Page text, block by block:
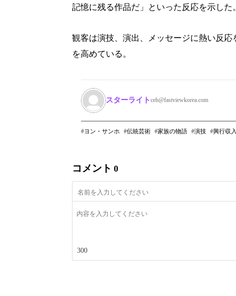
記憶に残る作品だ」といった反応を示した。
観客は演技、演出、メッセージに熱い反
を高めている。
スターライト ceh@fastviewkorea.com
ヨン・サンホ 伝統芸術 家族の物語 演技 興行収入
コメント 0
300